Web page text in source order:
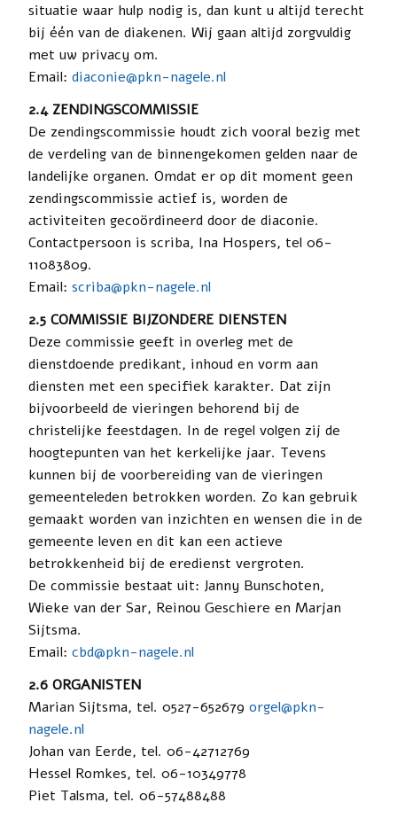
situatie waar hulp nodig is, dan kunt u altijd terecht
bij één van de diakenen. Wij gaan altijd zorgvuldig
met uw privacy om.
Email: diaconie@pkn-nagele.nl
2.4 ZENDINGSCOMMISSIE
De zendingscommissie houdt zich vooral bezig met
de verdeling van de binnengekomen gelden naar de
landelijke organen. Omdat er op dit moment geen
zendingscommissie actief is, worden de
activiteiten gecoördineerd door de diaconie.
Contactpersoon is scriba, Ina Hospers, tel 06-
11083809.
Email: scriba@pkn-nagele.nl
2.5 COMMISSIE BIJZONDERE DIENSTEN
Deze commissie geeft in overleg met de
dienstdoende predikant, inhoud en vorm aan
diensten met een specifiek karakter. Dat zijn
bijvoorbeeld de vieringen behorend bij de
christelijke feestdagen. In de regel volgen zij de
hoogtepunten van het kerkelijke jaar. Tevens
kunnen bij de voorbereiding van de vieringen
gemeenteleden betrokken worden. Zo kan gebruik
gemaakt worden van inzichten en wensen die in de
gemeente leven en dit kan een actieve
betrokkenheid bij de eredienst vergroten.
De commissie bestaat uit: Janny Bunschoten,
Wieke van der Sar, Reinou Geschiere en Marjan
Sijtsma.
Email: cbd@pkn-nagele.nl
2.6 ORGANISTEN
Marian Sijtsma, tel. 0527-652679 orgel@pkn-
nagele.nl
Johan van Eerde, tel. 06-42712769
Hessel Romkes, tel. 06-10349778
Piet Talsma, tel. 06-57488488